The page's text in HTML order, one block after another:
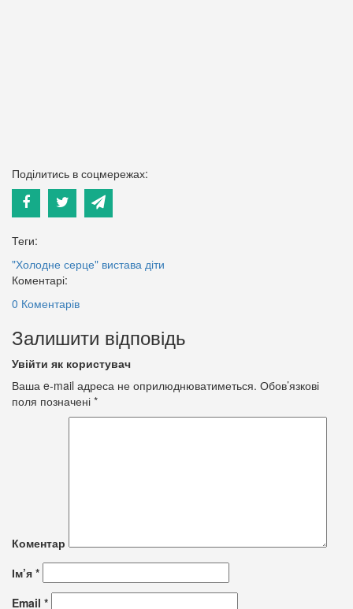
Поділитись в соцмережах:
Теги:
"Холодне серце" вистава діти
Коментарі:
0 Коментарів
Залишити відповідь
Увійти як користувач
Ваша e-mail адреса не оприлюднюватиметься. Обов’язкові
поля позначені *
Коментар
Ім’я *
Email *